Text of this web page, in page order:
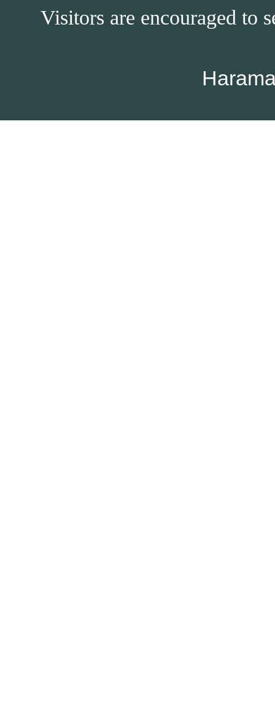
Visitors are encouraged to